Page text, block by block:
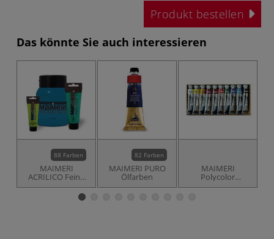
Produkt bestellen
Das könnte Sie auch interessieren
88 Farben
MAIMERI
ACRILICO Feine
Acrylfarben
82 Farben
MAIMERI PURO
Ölfarben
MAIMERI
Polycolor
Acrylfarben 10er-